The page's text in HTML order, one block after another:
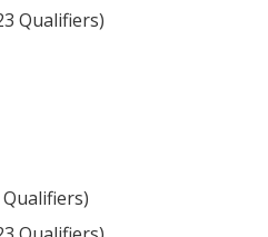
Qualifiers)